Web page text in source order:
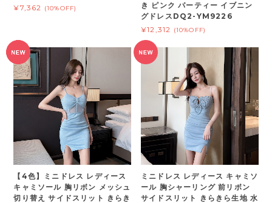
¥7,362 (10%OFF)
き ピンク パーティー イブニン
グドレスDQ2-YM9226
¥12,312 (10%OFF)
【4色】ミニドレス レディース
キャミソール 胸リボン メッシュ
切り替え サイドスリット きらき
ミニドレス レディース キャミソ
ール 胸シャーリング 前リボン
サイドスリット きらきら生地 水